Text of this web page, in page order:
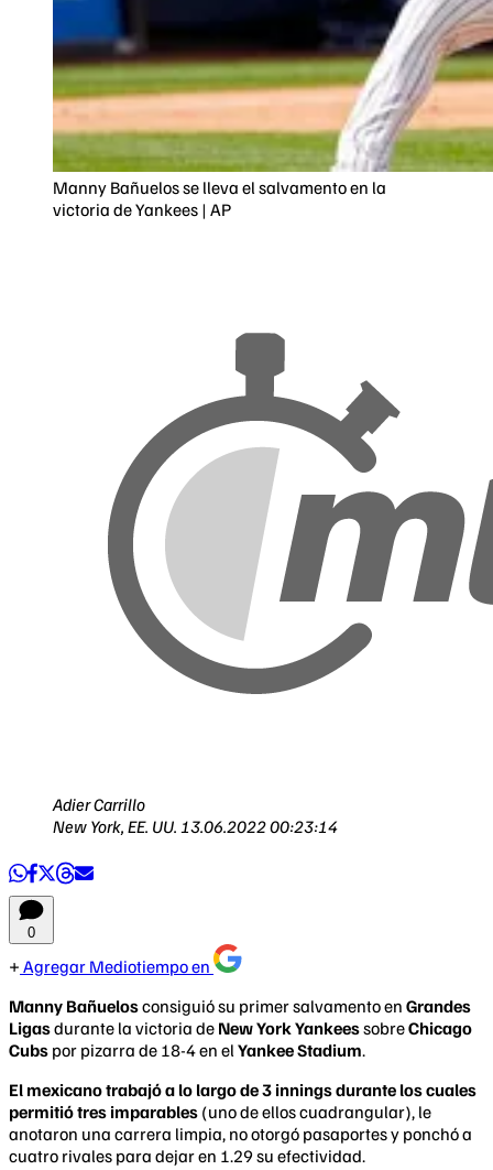
Manny Bañuelos se lleva el salvamento en la
victoria de Yankees | AP
Adier Carrillo
New York, EE. UU. 13.06.2022 00:23:14
0
Agregar Mediotiempo en
Manny Bañuelosconsiguió su primer salvamento en Grandes
Ligasdurante la victoria de New York YankeessobreChicago
Cubs por pizarra de 18-4 en el Yankee Stadium.
El mexicano trabajó a lo largo de 3 innings durante los cuales
permitió tres imparables (uno de ellos cuadrangular), le
anotaron una carrera limpia, no otorgó pasaportes y ponchó a
cuatro rivales para dejar en 1.29 su efectividad.